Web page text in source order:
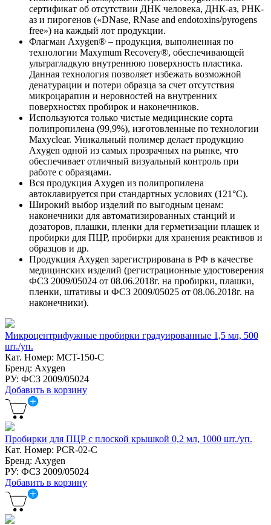
сертификат об отсутствии ДНК человека, ДНК-аз, РНК-
аз и пирогенов («DNase, RNase and endotoxins/pyrogens
free») на каждый лот продукции.
Флагман Axygen® – продукция, выполненная по
технологии Maxymum Recovery®, обеспечивающей
ультрагладкую внутреннюю поверхность пластика.
Данная технология позволяет избежать возможной
денатурации и потери образца за счет отсутствия
микроцарапин и неровностей на внутренних
поверхностях пробирок и наконечников.
Используются только чистые медицинские сорта
полипропилена (99,9%), изготовленные по технологии
Maxyclear. Уникальный полимер делает продукцию
Axygen одной из самых прозрачных на рынке, что
обеспечивает отличный визуальный контроль при
работе с образцами.
Вся продукция Axygen из полипропилена
автоклавируется при стандартных условиях (121°С).
Широкий выбор изделий по выгодным ценам:
наконечники для автоматизированных станций и
дозаторов, плашки, пленки для герметизации плашек и
пробирки для ПЦР, пробирки для хранения реактивов и
образцов и др.
Продукция Axygen зарегистрирована в РФ в качестве
медицинских изделий (регистрационные удостоверения
ФСЗ 2009/05024 от 08.06.2018г. на пробирки, плашки,
пленки, штативы и ФСЗ 2009/05025 от 08.06.2018г. на
наконечники).
Микроцентрифужные пробирки градуированные 1,5 мл, 500
шт./уп.
Кат. Номер: MCT-150-C
Бренд: Axygen
РУ: ФСЗ 2009/05024
Добавить в корзину
Пробирки для ПЦР с плоской крышкой 0,2 мл, 1000 шт./уп.
Кат. Номер: PCR-02-C
Бренд: Axygen
РУ: ФСЗ 2009/05024
Добавить в корзину